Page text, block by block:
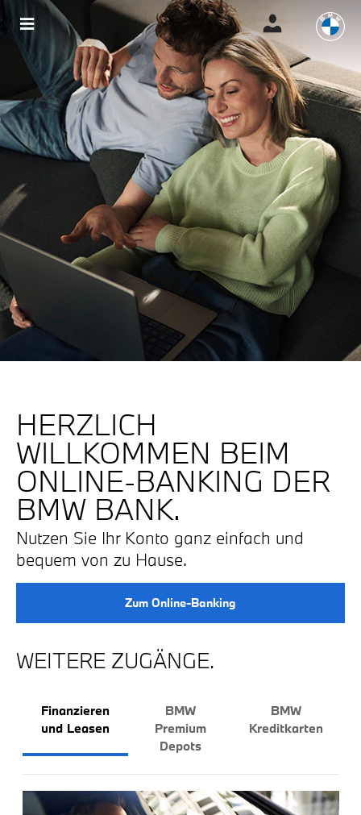
HERZLICH
WILLKOMMEN BEIM
ONLINE-BANKING DER
BMW BANK.
Nutzen Sie Ihr Konto ganz einfach und
bequem von zu Hause.
Zum Online-Banking
WEITERE ZUGÄNGE.
Finanzieren
und Leasen
BMW
Premium
Depots
BMW
Kreditkarten